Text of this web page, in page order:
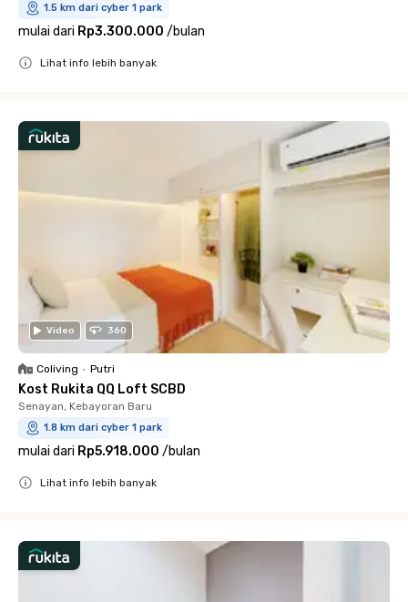
1.5 km dari cyber 1 park
mulai dari Rp3.300.000 /bulan
Lihat info lebih banyak
Video 360
Coliving • Putri
Kost Rukita QQ Loft SCBD
Senayan, Kebayoran Baru
1.8 km dari cyber 1 park
mulai dari Rp5.918.000 /bulan
Lihat info lebih banyak